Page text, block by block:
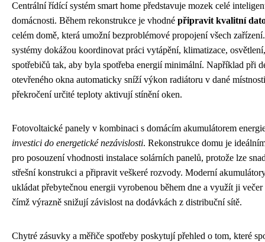
Centrální řídící systém smart home představuje mozek celé
domácnosti. Během rekonstrukce je vhodné připravit kvalitní
celém domě, která umožní bezproblémové propojení všech
systémy dokážou koordinovat práci vytápění, klimatizace,
spotřebičů tak, aby byla spotřeba energií minimální. Například při
otevřeného okna automaticky sníží výkon radiátoru v dané
překročení určité teploty aktivují stínění oken.
Fotovoltaické panely v kombinaci s domácím akumulátorem
investici do energetické nezávislosti. Rekonstrukce domu je
pro posouzení vhodnosti instalace solárních panelů, protože lze
střešní konstrukci a připravit veškeré rozvody. Moderní
ukládat přebytečnou energii vyrobenou během dne a využít ji
čímž výrazně snižují závislost na dodávkách z distribuční sítě.
Chytré zásuvky a měřiče spotřeby poskytují přehled o tom, které